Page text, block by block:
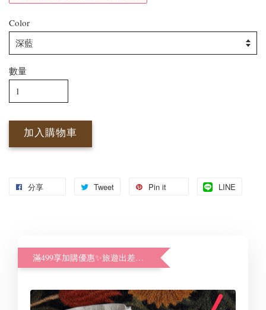
Color
數量
加入購物車
分享 Tweet Pin it LINE
滿499享加購優惠✨旅遊出差好幫手